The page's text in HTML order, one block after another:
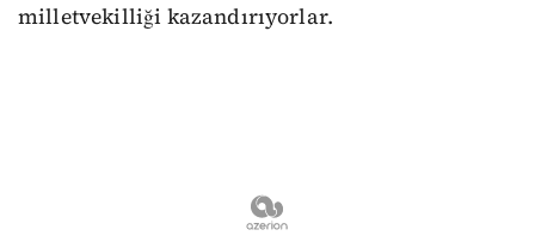
milletvekilliği kazandırıyorlar.